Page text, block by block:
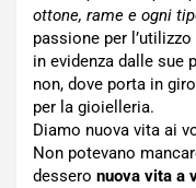
ottone, rame e ogni
passione per
in evidenza dalle sue
non, dove porta in
per la gioielleria.
Diamo nuova vita ai
Non potevano
dessero nuova vita a